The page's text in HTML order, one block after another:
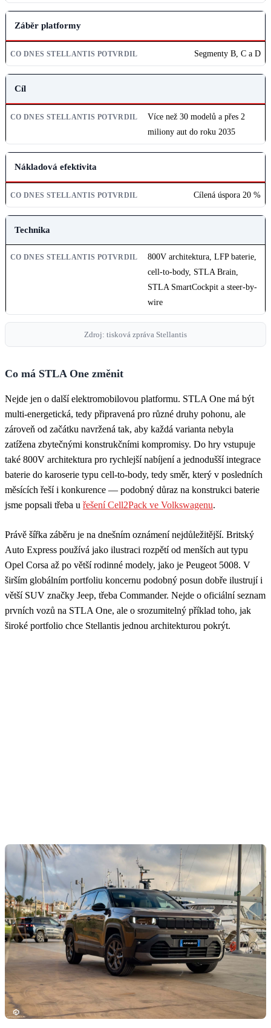
Záběr platformy
Segmenty B, C a D
Cíl
Více než 30 modelů a přes 2
miliony aut do roku 2035
Nákladová efektivita
Cílená úspora 20 %
Technika
800V architektura, LFP baterie,
cell-to-body, STLA Brain,
STLA SmartCockpit a steer-by-
wire
Zdroj: tisková zpráva Stellantis
Co má STLA One změnit
Nejde jen o další elektromobilovou platformu. STLA One má být
multi-energetická, tedy připravená pro různé druhy pohonu, ale
zároveň od začátku navržená tak, aby každá varianta nebyla
zatížena zbytečnými konstrukčními kompromisy. Do hry vstupuje
také 800V architektura pro rychlejší nabíjení a jednodušší integrace
baterie do karoserie typu cell-to-body, tedy směr, který v posledních
měsících řeší i konkurence — podobný důraz na konstrukci baterie
jsme popsali třeba u řešení Cell2Pack ve Volkswagenu.
Právě šířka záběru je na dnešním oznámení nejdůležitější. Britský
Auto Express používá jako ilustraci rozpětí od menších aut typu
Opel Corsa až po větší rodinné modely, jako je Peugeot 5008. V
širším globálním portfoliu koncernu podobný posun dobře ilustrují i
větší SUV značky Jeep, třeba Commander. Nejde o oficiální seznam
prvních vozů na STLA One, ale o srozumitelný příklad toho, jak
široké portfolio chce Stellantis jednou architekturou pokrýt.